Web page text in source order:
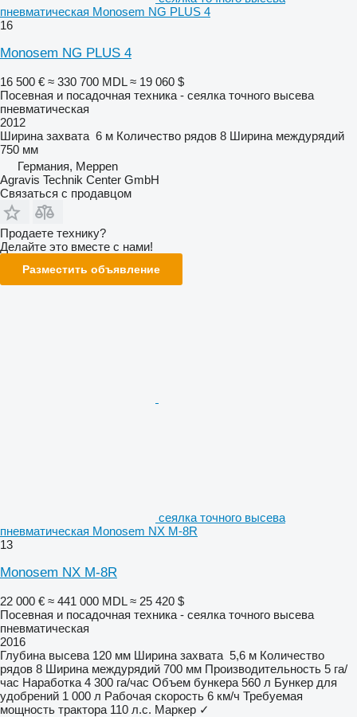
пневматическая Monosem NG PLUS 4
16
Monosem NG PLUS 4
16 500 € ≈ 330 700 MDL ≈ 19 060 $
Посевная и посадочная техника - сеялка точного высева
пневматическая
2012
Ширина захвата 6 м Количество рядов 8 Ширина междурядий
750 мм
Германия, Meppen
Agravis Technik Center GmbH
Связаться с продавцом
Продаете технику?
Делайте это вместе с нами!
Разместить объявление
сеялка точного высева
пневматическая Monosem NX M-8R
13
Monosem NX M-8R
22 000 € ≈ 441 000 MDL ≈ 25 420 $
Посевная и посадочная техника - сеялка точного высева
пневматическая
2016
Глубина высева 120 мм Ширина захвата 5,6 м Количество
рядов 8 Ширина междурядий 700 мм Производительность 5 га/
час Наработка 4 300 га/час Объем бункера 560 л Бункер для
удобрений 1 000 л Рабочая скорость 6 км/ч Требуемая
мощность трактора 110 л.с. Маркер ✓